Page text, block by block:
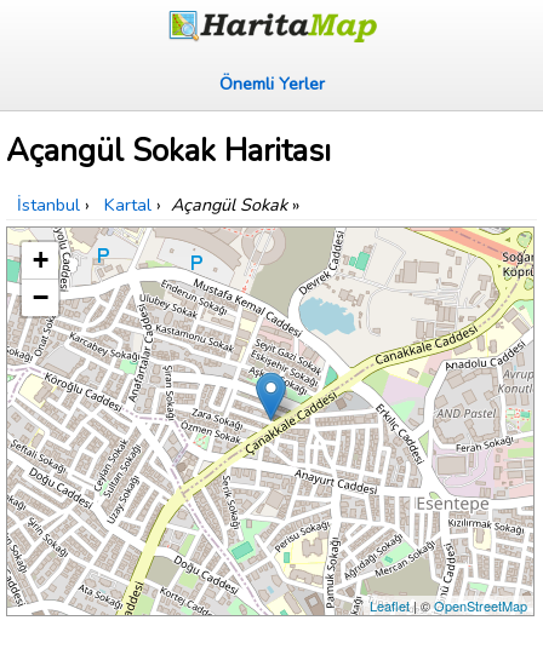
Önemli Yerler
Açangül Sokak Haritası
İstanbul › Kartal › Açangül Sokak»
+
−
Leaflet| ©OpenStreetMap